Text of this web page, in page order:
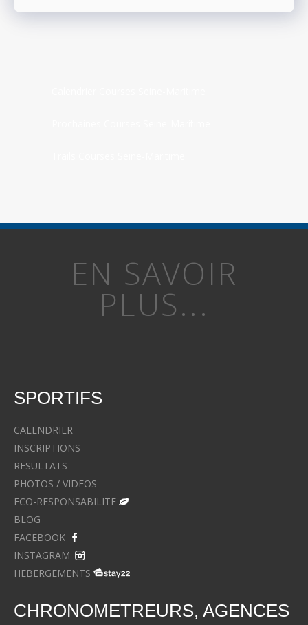
EN SAVOIR
PLUS...
SPORTIFS
CALENDRIER
INSCRIPTIONS
RESULTATS
PHOTOS / VIDEOS
ECO-RESPONSABILITE
BLOG
FACEBOOK
INSTAGRAM
HEBERGEMENTS
CHRONOMETREURS, AGENCES